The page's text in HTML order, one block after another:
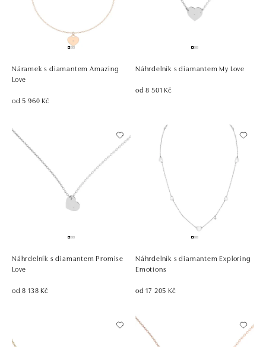
Náramek s diamantem Amazing
Love
od 5 960 Kč
Náhrdelník s diamantem My Love
od 8 501 Kč
Náhrdelník s diamantem Promise
Love
od 8 138 Kč
Náhrdelník s diamantem Exploring
Emotions
od 17 205 Kč